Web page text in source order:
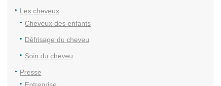
Les cheveux
Cheveux des enfants
Défrisage du cheveu
Soin du cheveu
Presse
Entreprise